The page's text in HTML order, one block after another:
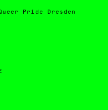
Pride Dresden